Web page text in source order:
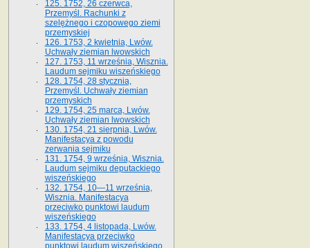
125. 1752, 26 czerwca,
Przemyśl. Rachunki z
szelężnego i czopowego ziemi
przemyskiej
126. 1753, 2 kwietnia, Lwów.
Uchwały ziemian lwowskich
127. 1753, 11 września, Wisznia.
Laudum sejmiku wiszeńskiego
128. 1754, 28 stycznia,
Przemyśl. Uchwały ziemian
przemyskich
129. 1754, 25 marca, Lwów.
Uchwały ziemian lwowskich
130. 1754, 21 sierpnia, Lwów.
Manifestacya z powodu
zerwania sejmiku
131. 1754, 9 września, Wisznia.
Laudum sejmiku deputackiego
wiszeńskiego
132. 1754, 10—11 września,
Wisznia. Manifestacya
przeciwko punktowi laudum
wiszeńskiego
133. 1754, 4 listopada, Lwów.
Manifestacya przeciwko
punktowi laudum wiszeńskiego